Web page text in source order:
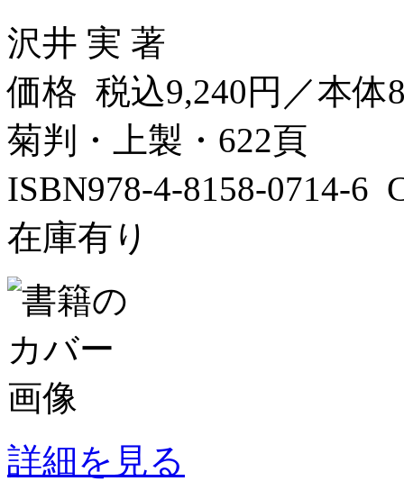
沢井 実 著
価格 税込9,240円／本体
菊判・上製・622頁
ISBN978-4-8158-0714-6
在庫有り
詳細を見る